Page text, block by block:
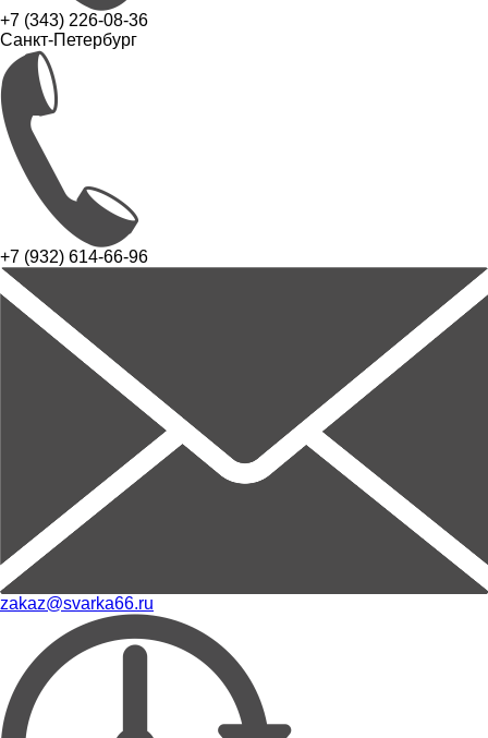
+7 (343) 226-08-36
Санкт-Петербург
+7 (932) 614-66-96
zakaz@svarka66.ru